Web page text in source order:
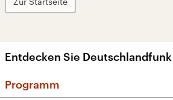
Entdecken Sie
Programm